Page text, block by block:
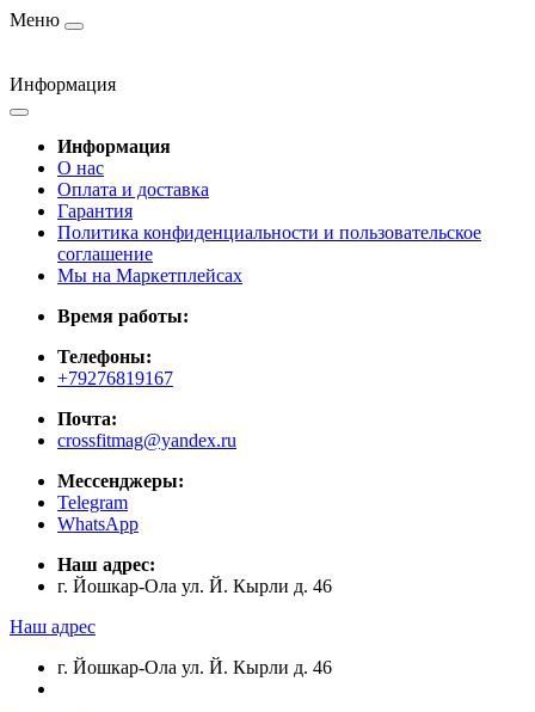
Меню
Информация
Информация
О нас
Оплата и доставка
Гарантия
Политика конфиденциальности и пользовательское
соглашение
Мы на Маркетплейсах
Время работы:
Телефоны:
+79276819167
Почта:
crossfitmag@yandex.ru
Мессенджеры:
Telegram
WhatsApp
Наш адрес:
г. Йошкар-Ола ул. Й. Кырли д. 46
Наш адрес
г. Йошкар-Ола ул. Й. Кырли д. 46